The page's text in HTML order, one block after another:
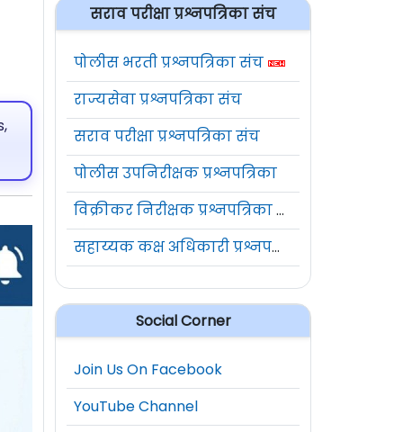
सराव परीक्षा प्रश्नपत्रिका संच
पोलीस भरती प्रश्नपत्रिका संच
राज्यसेवा प्रश्नपत्रिका संच
सराव परीक्षा प्रश्नपत्रिका संच
पोलीस उपनिरीक्षक प्रश्नपत्रिका
विक्रीकर निरीक्षक प्रश्नपत्रिका संच
सहाय्यक कक्ष अधिकारी प्रश्नपत्रिका संच
Social Corner
Join Us On Facebook
YouTube Channel